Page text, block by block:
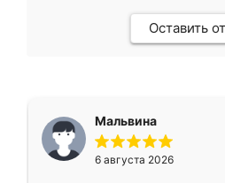
Оставить
Мальвина
6 августа 2026